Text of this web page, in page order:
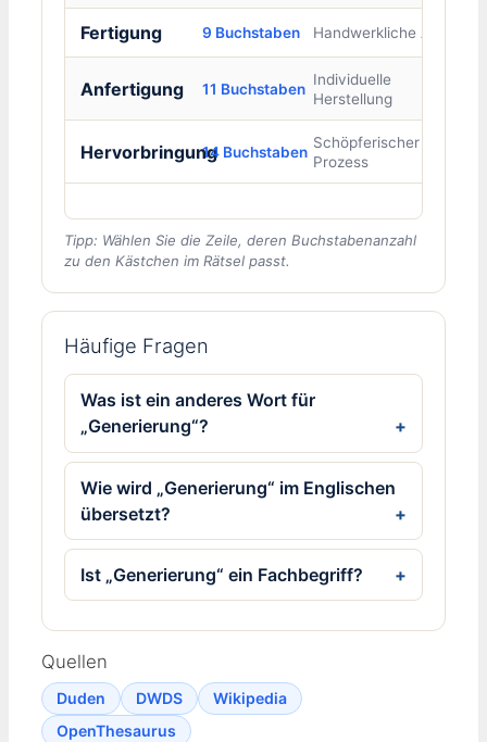
Fertigung 9 Buchstaben Handwerkliche Arbeit
Anfertigung 11 Buchstaben
Individuelle
Herstellung
Hervorbringung14 Buchstaben
Schöpferischer
Prozess
Tipp: Wählen Sie die Zeile, deren Buchstabenanzahl
zu den Kästchen im Rätsel passt.
Häufige Fragen
Was ist ein anderes Wort für
„Generierung“?
Wie wird „Generierung“ im Englischen
übersetzt?
Ist „Generierung“ ein Fachbegriff?
Quellen
Duden DWDS
Wikipedia
OpenThesaurus